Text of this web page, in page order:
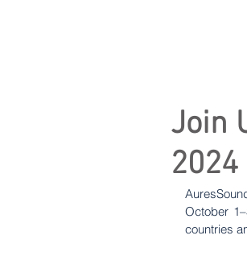
Join
October
countries